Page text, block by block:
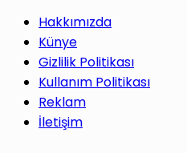
Hakkımızda
Künye
Gizlilik Politikası
Kullanım Politikası
Reklam
İletişim